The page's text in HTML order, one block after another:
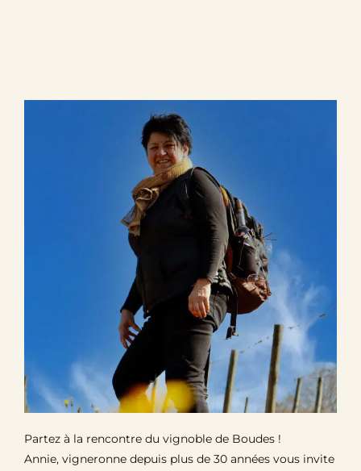
Partez à la rencontre du vignoble de Boudes !
Annie, vigneronne depuis plus de 30 années vous invite